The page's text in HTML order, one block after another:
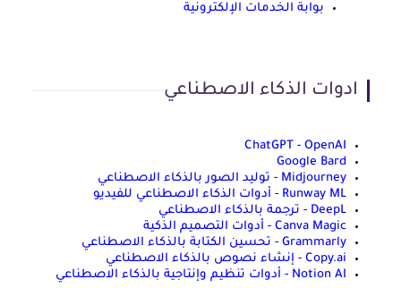
بوابة الخدمات الإلكترونية
ادوات الذكاء الاصطناعي
ChatGPT - OpenAI
Google Bard
Midjourney - توليد الصور بالذكاء الاصطناعي
Runway ML - أدوات الذكاء الاصطناعي للفيديو
DeepL - ترجمة بالذكاء الاصطناعي
Canva Magic - أدوات التصميم الذكية
Grammarly - تحسين الكتابة بالذكاء الاصطناعي
Copy.ai - إنشاء نصوص بالذكاء الاصطناعي
Notion AI - أدوات تنظيم وإنتاجية بالذكاء الاصطناعي